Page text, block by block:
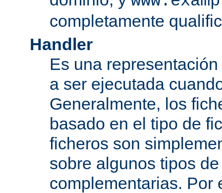
completamente
Handler
Es una
a ser ejecutada
Generalmente, los
basado en el tipo de
ficheros son
sobre algunos tipos
complementarias.